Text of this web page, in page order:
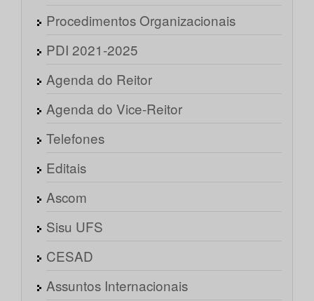
Procedimentos Organizacionais
PDI 2021-2025
Agenda do Reitor
Agenda do Vice-Reitor
Telefones
Editais
Ascom
Sisu UFS
CESAD
Assuntos Internacionais